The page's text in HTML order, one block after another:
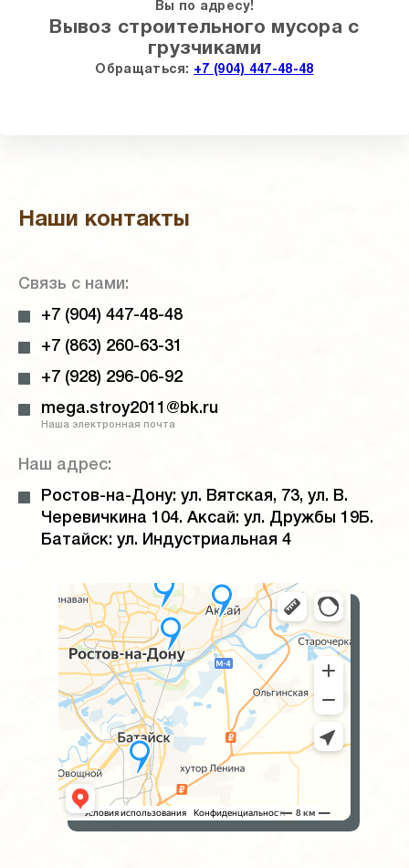
Вы по адресу!
Вывоз строительного мусора с
грузчиками
Обращаться: +7 (904) 447-48-48
Наши контакты
Связь с нами:
+7 (904) 447-48-48
+7 (863) 260-63-31
+7 (928) 296-06-92
mega.stroy2011@bk.ru
Наша электронная почта
Наш адрес:
Ростов-на-Дону: ул. Вятская, 73, ул. В.
Черевичкина 104. Аксай: ул. Дружбы 19Б.
Батайск: ул. Индустриальная 4